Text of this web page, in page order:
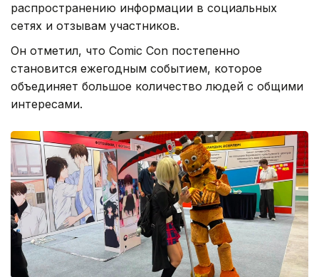
распространению информации в социальных
сетях и отзывам участников.
Он отметил, что Comic Con постепенно
становится ежегодным событием, которое
объединяет большое количество людей с общими
интересами.